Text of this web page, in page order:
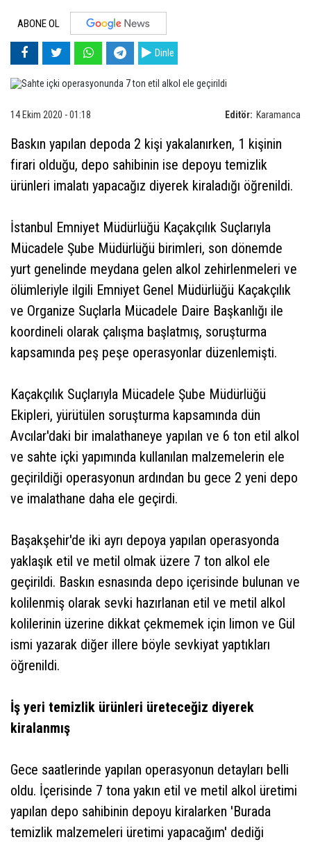
ABONE OL
Dinle
Editör: Karamanca
14 Ekim 2020 - 01:18
Baskın yapılan depoda 2 kişi yakalanırken, 1 kişinin
firari olduğu, depo sahibinin ise depoyu temizlik
ürünleri imalatı yapacağız diyerek kiraladığı öğrenildi.
İstanbul Emniyet Müdürlüğü Kaçakçılık Suçlarıyla
Mücadele Şube Müdürlüğü birimleri, son dönemde
yurt genelinde meydana gelen alkol zehirlenmeleri ve
ölümleriyle ilgili Emniyet Genel Müdürlüğü Kaçakçılık
ve Organize Suçlarla Mücadele Daire Başkanlığı ile
koordineli olarak çalışma başlatmış, soruşturma
kapsamında peş peşe operasyonlar düzenlemişti.
Kaçakçılık Suçlarıyla Mücadele Şube Müdürlüğü
Ekipleri, yürütülen soruşturma kapsamında dün
Avcılar'daki bir imalathaneye yapılan ve 6 ton etil alkol
ve sahte içki yapımında kullanılan malzemelerin ele
geçirildiği operasyonun ardından bu gece 2 yeni depo
ve imalathane daha ele geçirdi.
Başakşehir'de iki ayrı depoya yapılan operasyonda
yaklaşık etil ve metil olmak üzere 7 ton alkol ele
geçirildi. Baskın esnasında depo içerisinde bulunan ve
kolilenmiş olarak sevki hazırlanan etil ve metil alkol
kolilerinin üzerine dikkat çekmemek için limon ve Gül
ismi yazarak diğer illere böyle sevkiyat yaptıkları
öğrenildi.
İş yeri temizlik ürünleri üreteceğiz diyerek
kiralanmış
Gece saatlerinde yapılan operasyonun detayları belli
oldu. İçerisinde 7 tona yakın etil ve metil alkol üretimi
yapılan depo sahibinin depoyu kiralarken 'Burada
temizlik malzemeleri üretimi yapacağım' dediği